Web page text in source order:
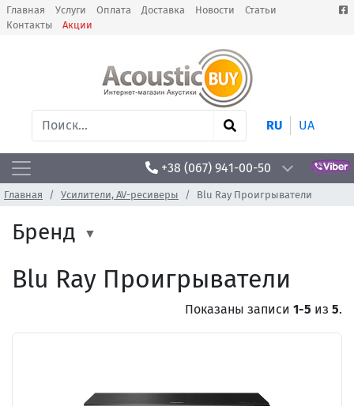
Главная Услуги Оплата Доставка Новости
Статьи
Контакты
Акции
RU UA
+38 (067) 941-00-50
Главная Усилители, AV-ресиверы Blu Ray Проигрыватели
Бренд
Blu Ray Проигрыватели
Показаны записи 1-5 из 5.